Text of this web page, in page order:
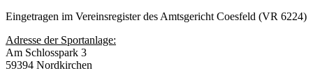
Eingetragen im Vereinsregister des Amtsgericht Coesfeld (VR 6224)
Adresse der Sportanlage:
Am Schlosspark 3
59394 Nordkirchen